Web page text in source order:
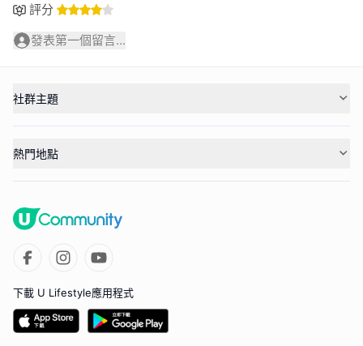
評分
發表第一個留言...
社群主題
熱門地點
下載 U Lifestyle應用程式